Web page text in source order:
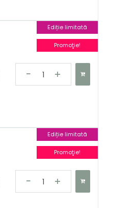
Ediție limitată
Promoţie!
Ediție limitată
Promoţie!